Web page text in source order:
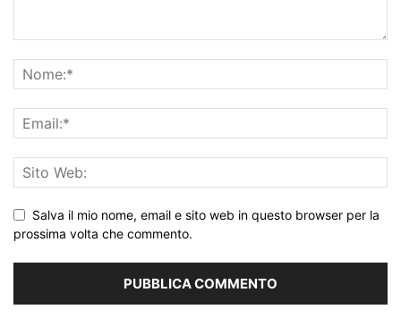
Salva il mio nome, email e sito web in questo browser per la
prossima volta che commento.